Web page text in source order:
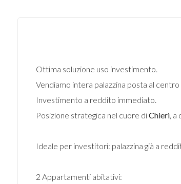
Ottima soluzione uso investimento.
Vendiamo intera palazzina posta al centro
Investimento a reddito immediato.
Posizione strategica nel cuore diChieri, a
Ideale per investitori: palazzina già a
2 Appartamenti abitativi: